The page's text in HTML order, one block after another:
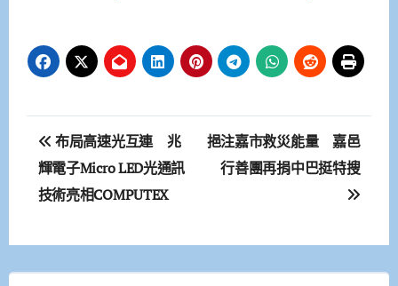
文
章
導
覽
布局高速光互連 兆
輝電子Micro LED光通訊
技術亮相COMPUTEX
挹注嘉市救災能量 嘉邑
行善團再捐中巴挺特搜